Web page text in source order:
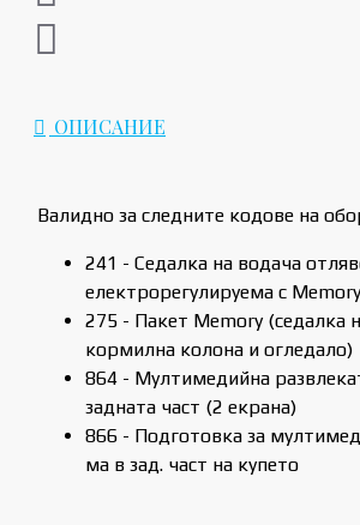
ОПИСАНИЕ
Валидно за следните кодове на
241 - Седалка на водача
електрорегулируема с Memory
275 - Пакет Memory (седалка
кормилна колона и огледало)
864 - Мултимедийна
задната част (2 екрана)
866 - Подготовка за
ма в зад. част на купето